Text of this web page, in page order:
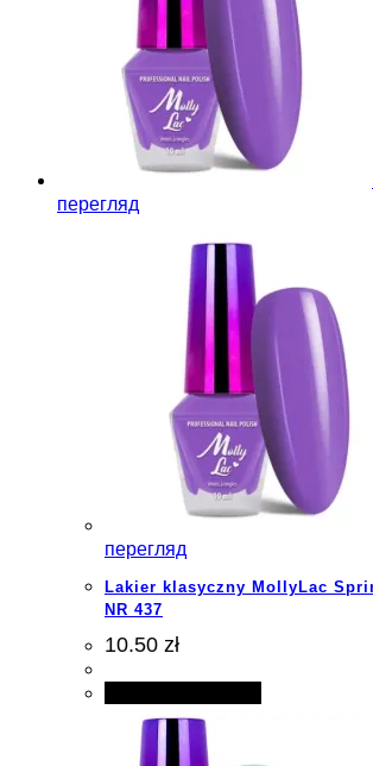
перегляд
перегляд
Lakier klasyczny MollyLac
NR 437
10.50 zł